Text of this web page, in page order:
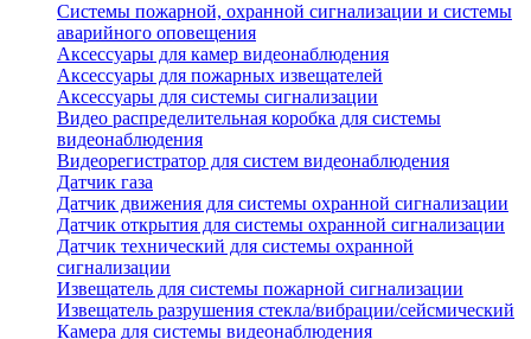
Системы пожарной, охранной сигнализации и системы
аварийного оповещения
Аксессуары для камер видеонаблюдения
Аксессуары для пожарных извещателей
Аксессуары для системы сигнализации
Видео распределительная коробка для системы
видеонаблюдения
Видеорегистратор для систем видеонаблюдения
Датчик газа
Датчик движения для системы охранной сигнализации
Датчик открытия для системы охранной сигнализации
Датчик технический для системы охранной
сигнализации
Извещатель для системы пожарной сигнализации
Извещатель разрушения стекла/вибрации/сейсмический
Камера для системы видеонаблюдения